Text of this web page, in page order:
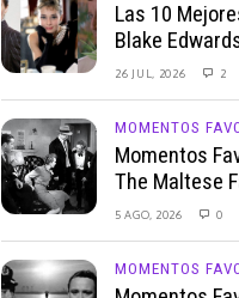
Las 10
Blake
26 JUL, 2026 2
MOMENTOS
Momentos
The Maltese
5 AGO, 2026 0
MOMENTOS